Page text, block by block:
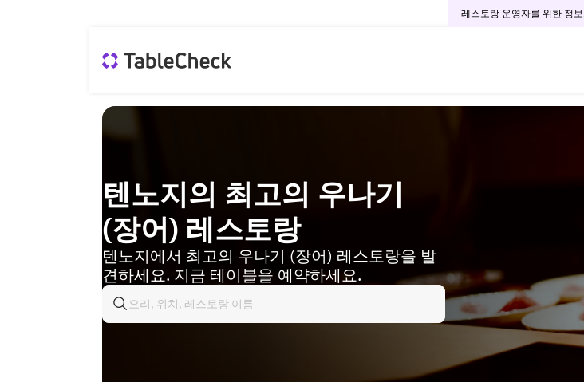
레스토랑 운영자를 위한 정보
텐노지의 최고의 우나기
(장어) 레스토랑
텐노지에서 최고의 우나기 (장어) 레스토랑을 발
견하세요. 지금 테이블을 예약하세요.